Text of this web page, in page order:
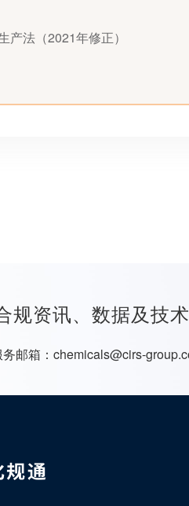
产法（2021年修正）
规资讯、数据及技
邮箱： chemicals@cirs-